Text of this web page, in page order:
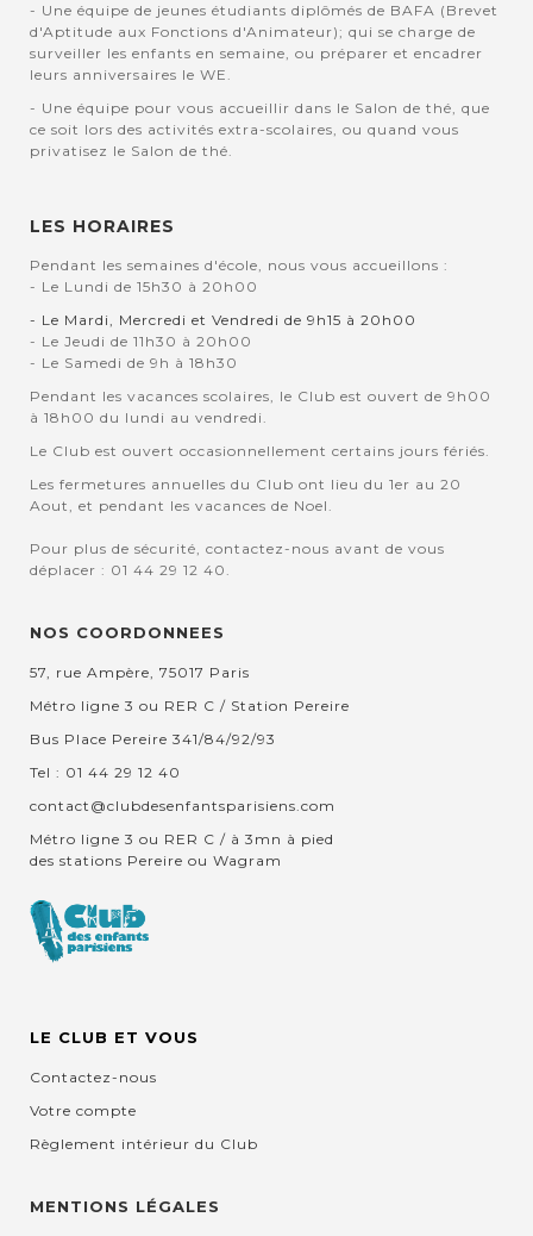
- Une équipe de jeunes étudiants diplômés de BAFA (Brevet
d'Aptitude aux Fonctions d'Animateur); qui se charge de
surveiller les enfants en semaine, ou préparer et encadrer
leurs anniversaires le WE.
- Une équipe pour vous accueillir dans le Salon de thé, que
ce soit lors des activités extra-scolaires, ou quand vous
privatisez le Salon de thé.
LES HORAIRES
Pendant les semaines d'école, nous vous accueillons :
- Le Lundi de 15h30 à 20h00
- Le Mardi, Mercredi et Vendredi de 9h15 à 20h00
- Le Jeudi de 11h30 à 20h00
- Le Samedi de 9h à 18h30
Pendant les vacances scolaires, le Club est ouvert de 9h00
à 18h00 du lundi au vendredi.
Le Club est ouvert occasionnellement certains jours fériés.
Les fermetures annuelles du Club ont lieu du 1er au 20
Aout, et pendant les vacances de Noel.
Pour plus de sécurité, contactez-nous avant de vous
déplacer : 01 44 29 12 40.
NOS COORDONNEES
57, rue Ampère, 75017 Paris
Métro ligne 3 ou RER C / Station Pereire
Bus Place Pereire 341/84/92/93
Tel : 01 44 29 12 40
contact@clubdesenfantsparisiens.com
Métro ligne 3 ou RER C / à 3mn à pied
des stations Pereire ou Wagram
LE CLUB ET VOUS
Contactez-nous
Votre compte
Règlement intérieur du Club
MENTIONS LÉGALES